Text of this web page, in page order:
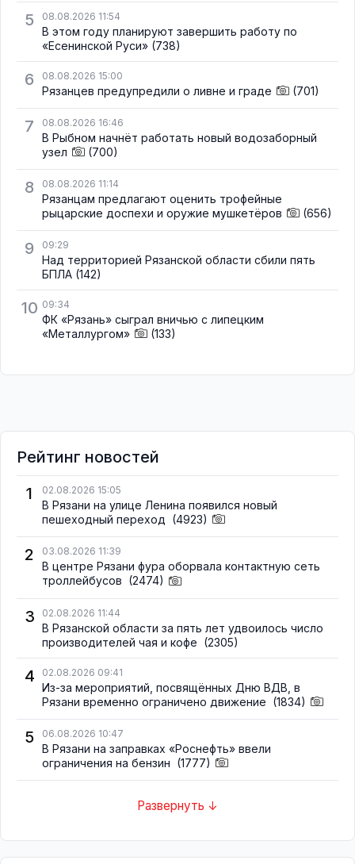
5 08.08.2026 11:54
В этом году планируют завершить работу по
«Есенинской Руси» (738)
6 08.08.2026 15:00
Рязанцев предупредили о ливне и граде (701)
7 08.08.2026 16:46
В Рыбном начнёт работать новый водозаборный
узел
(700)
8 08.08.2026 11:14
Рязанцам предлагают оценить трофейные
рыцарские доспехи и оружие мушкетёров
(656)
9 09:29
Над территорией Рязанской области сбили пять
БПЛА (142)
10 09:34
ФК «Рязань» сыграл вничью с липецким
«Металлургом»
(133)
Рейтинг новостей
1
02.08.2026 15:05
В Рязани на улице Ленина появился новый
пешеходный переход (4923)
2 03.08.2026 11:39
В центре Рязани фура оборвала контактную сеть
троллейбусов (2474)
3 02.08.2026 11:44
В Рязанской области за пять лет удвоилось число
производителей чая и кофе (2305)
4 02.08.2026 09:41
Из-за мероприятий, посвящённых Дню ВДВ, в
Рязани временно ограничено движение (1834)
5 06.08.2026 10:47
В Рязани на заправках «Роснефть» ввели
ограничения на бензин (1777)
Развернуть ↓